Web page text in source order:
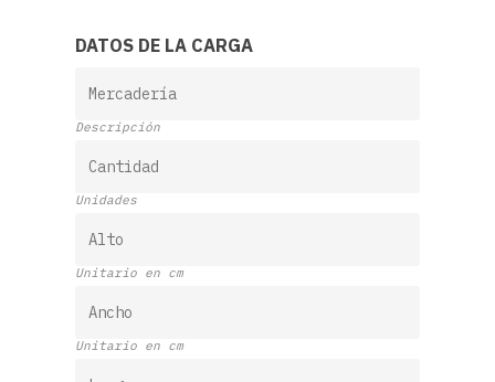
DATOS DE LA CARGA
Descripción
Unidades
Unitario en cm
Unitario en cm